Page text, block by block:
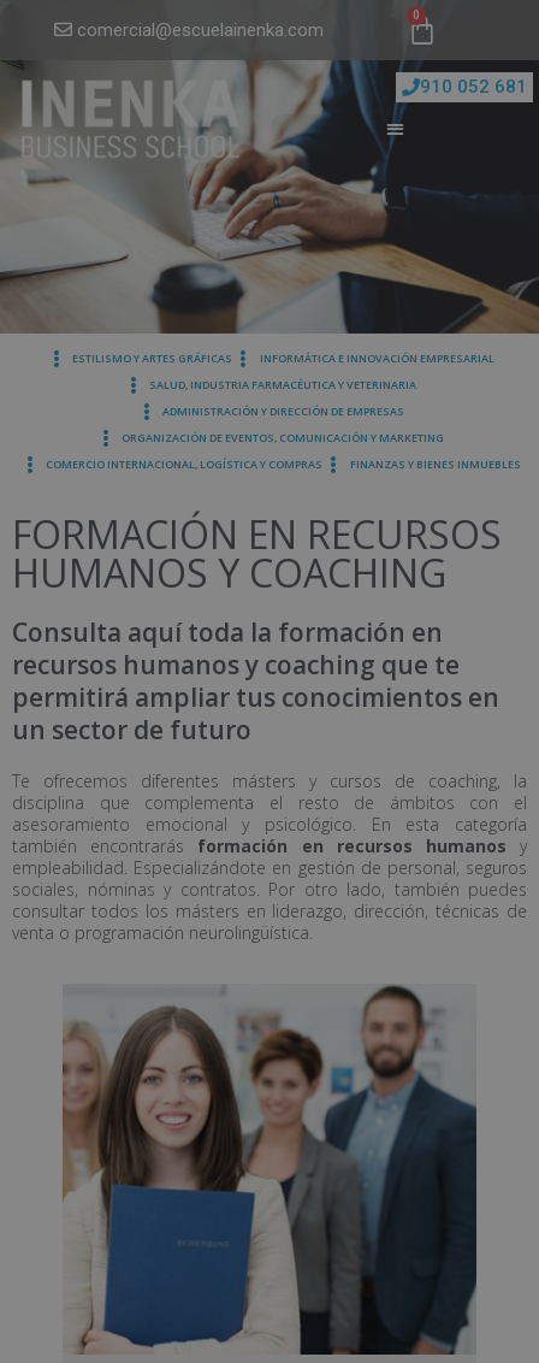
comercial@escuelainenka.com
0
910 052 681
ESTILISMO Y ARTES GRÁFICAS
INFORMÁTICA E INNOVACIÓN EMPRESARIAL
SALUD, INDUSTRIA FARMACÉUTICA Y VETERINARIA
ADMINISTRACIÓN Y DIRECCIÓN DE EMPRESAS
ORGANIZACIÓN DE EVENTOS, COMUNICACIÓN Y MARKETING
COMERCIO INTERNACIONAL, LOGÍSTICA Y COMPRAS
FINANZAS Y BIENES INMUEBLES
FORMACIÓN EN RECURSOS
HUMANOS Y COACHING
Consulta aquí toda la formación en
recursos humanos y coaching que te
permitirá ampliar tus conocimientos en
un sector de futuro
Te ofrecemos diferentes másters y cursos de coaching, la
disciplina que complementa el resto de ámbitos con el
asesoramiento emocional y psicológico. En esta categoría
también encontrarás formación en recursos humanos y
empleabilidad. Especializándote en gestión de personal, seguros
sociales, nóminas y contratos. Por otro lado, también puedes
consultar todos los másters en liderazgo, dirección, técnicas de
venta o programación neurolingüística.